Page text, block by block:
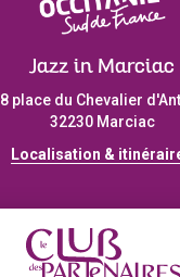
Jazz in Marciac
8 place du Chevalier
32230 Marciac
Localisation &